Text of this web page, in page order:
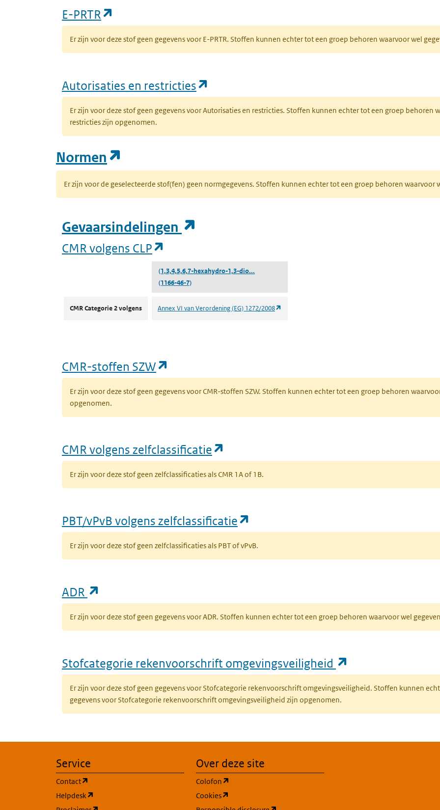
E-PRTR
Er zijn voor deze stof geen gegevens voor E-PRTR. Stoffen kunnen echter tot een groep behoren waarvoor wel
Autorisaties en restricties
Er zijn voor deze stof geen gegevens voor Autorisaties en restricties. Stoffen kunnen echter tot een groep behoren
restricties zijn opgenomen.
Normen
Er zijn voor de geselecteerde stof(fen) geen normgegevens. Stoffen kunnen echter tot een groep behoren waarvoor
Gevaarsindelingen
CMR volgens CLP
(1,3,4,5,6,7-hexahydro-1,3-dio...
(1166-46-7)
CMR Categorie 2 volgens Annex VI van Verordening (EG) 1272/2008
CMR-stoffen SZW
Er zijn voor deze stof geen gegevens voor CMR-stoffen SZW. Stoffen kunnen echter tot een groep behoren
opgenomen.
CMR volgens zelfclassificatie
Er zijn voor deze stof geen zelfclassificaties als CMR 1A of 1B.
PBT/vPvB volgens zelfclassificatie
Er zijn voor deze stof geen zelfclassificaties als PBT of vPvB.
ADR
Er zijn voor deze stof geen gegevens voor ADR. Stoffen kunnen echter tot een groep behoren waarvoor wel
Stofcategorie rekenvoorschrift omgevingsveiligheid
Er zijn voor deze stof geen gegevens voor Stofcategorie rekenvoorschrift omgevingsveiligheid. Stoffen kunnen
gegevens voor Stofcategorie rekenvoorschrift omgevingsveiligheid zijn opgenomen.
Service
Contact
Helpdesk
Over deze site
Colofon
Cookies